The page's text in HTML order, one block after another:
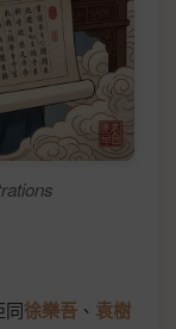
同徐樂吾 、 袁樹